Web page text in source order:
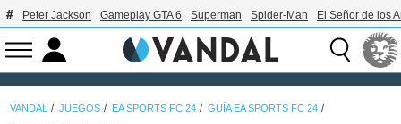
Peter Jackson Gameplay GTA 6 Superman Spider-Man El Señor de los
VANDAL JUEGOS EA SPORTS FC 24 GUÍA EA SPORTS FC 24